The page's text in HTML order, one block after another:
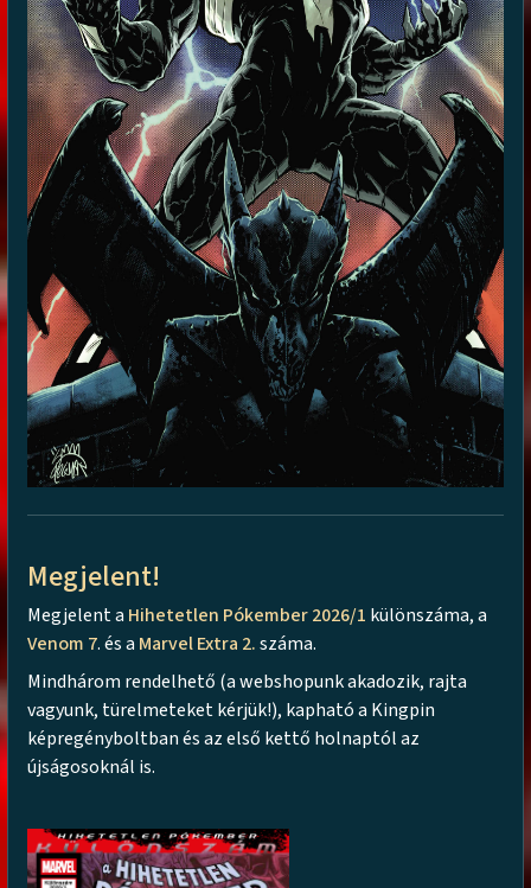
Megjelent!
Megjelent a Hihetetlen Pókember 2026/1 különszáma, a
Venom 7. és a Marvel Extra 2.száma.
Mindhárom rendelhető (a webshopunk akadozik, rajta
vagyunk, türelmeteket kérjük!), kapható a Kingpin
képregényboltban és az első kettő holnaptól az
újságosoknál is.